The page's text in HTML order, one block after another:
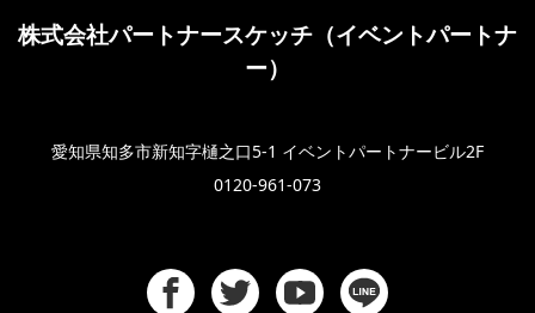
株式会社パートナースケッチ（イベントパートナ
ー）
愛知県知多市新知字樋之口5-1 イベントパートナービル2F
0120-961-073